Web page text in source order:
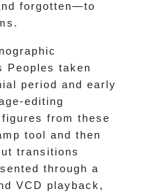
forgotten—to
Peoples taken
period and early
editing
from these
tool and then
transitions
through a
VCD playback,